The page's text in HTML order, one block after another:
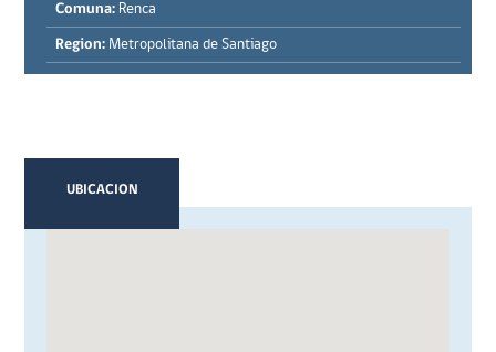
Comuna: Renca
Region: Metropolitana de Santiago
UBICACION